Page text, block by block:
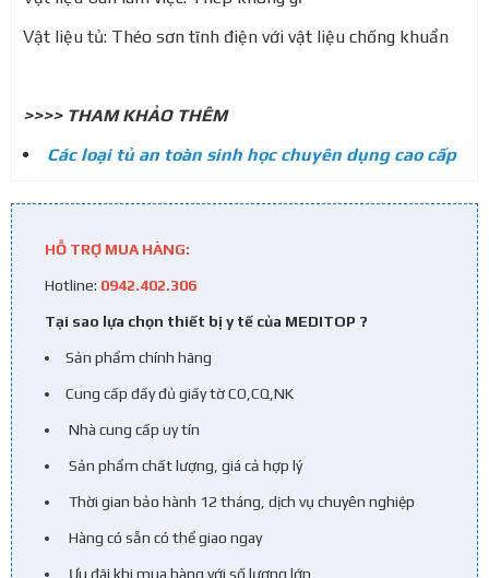
Vật liệu tủ: Théo sơn tĩnh điện với vật liệu chống khuẩn
>>>> THAM KHẢO THÊM
Các loại tủ an toàn sinh học chuyên dụng cao cấp
HỖ TRỢ MUA HÀNG:
Hotline: 0942.402.306
Tại sao lựa chọn thiết bị y tế của MEDITOP ?
Sản phẩm chính hãng
Cung cấp đầy đủ giấy tờ CO,CQ,NK
Nhà cung cấp uy tín
Sản phẩm chất lượng, giá cả hợp lý
Thời gian bảo hành 12 tháng, dịch vụ chuyên nghiệp
Hàng có sẵn có thể giao ngay
Ưu đãi khi mua hàng với số lượng lớn